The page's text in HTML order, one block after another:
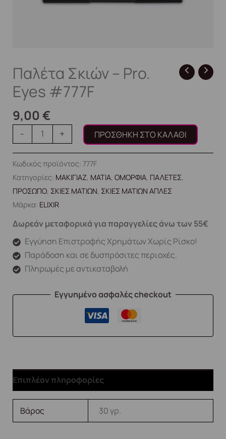
Παλέτα Σκιών – Pro.
Eyes #777F
9,00 €
- + ΠΡΟΣΘΉΚΗ ΣΤΟ ΚΑΛΆΘΙ
Κωδικός προϊόντος: 777F
Κατηγορίες: ΜΑΚΙΓΙΑΖ, ΜΑΤΙΑ, ΟΜΟΡΦΙΑ, ΠΑΛΕΤΕΣ,
ΠΡΟΣΩΠΟ, ΣΚΙΕΣ ΜΑΤΙΩΝ, ΣΚΙΕΣ ΜΑΤΙΩΝ ΑΠΛΕΣ
Μάρκα: ELIXIR
Δωρεάν μεταφορικά για παραγγελίες άνω των 55€
Εγγύηση Επιστροφής Χρημάτων Χωρίς Ρίσκο!
Παράδοση και σε δυσπρόσιτες περιοχές.
Πληρωμές με αντικαταβολή
Εγγυημένο ασφαλές checkout
Επιπλέον πληροφορίες
Βάρος 30 γρ.